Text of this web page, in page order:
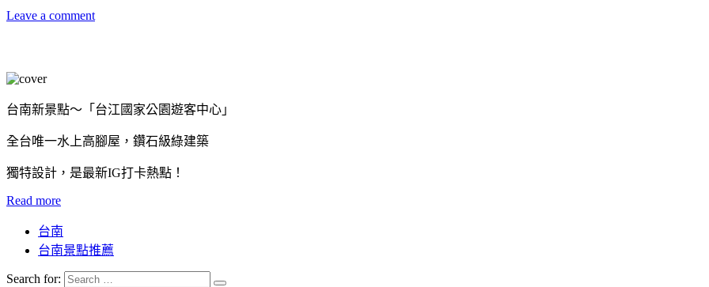
Leave a comment
台南新景點～「台江國家公園遊客中心」
全台唯一水上高腳屋，鑽石級綠建築
獨特設計，是最新IG打卡熱點！
Read more
台南
台南景點推薦
Search for: